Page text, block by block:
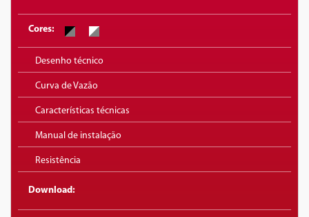
Cores:
Desenho técnico
Curva de Vazão
Características técnicas
Manual de instalação
Resistência
Download: